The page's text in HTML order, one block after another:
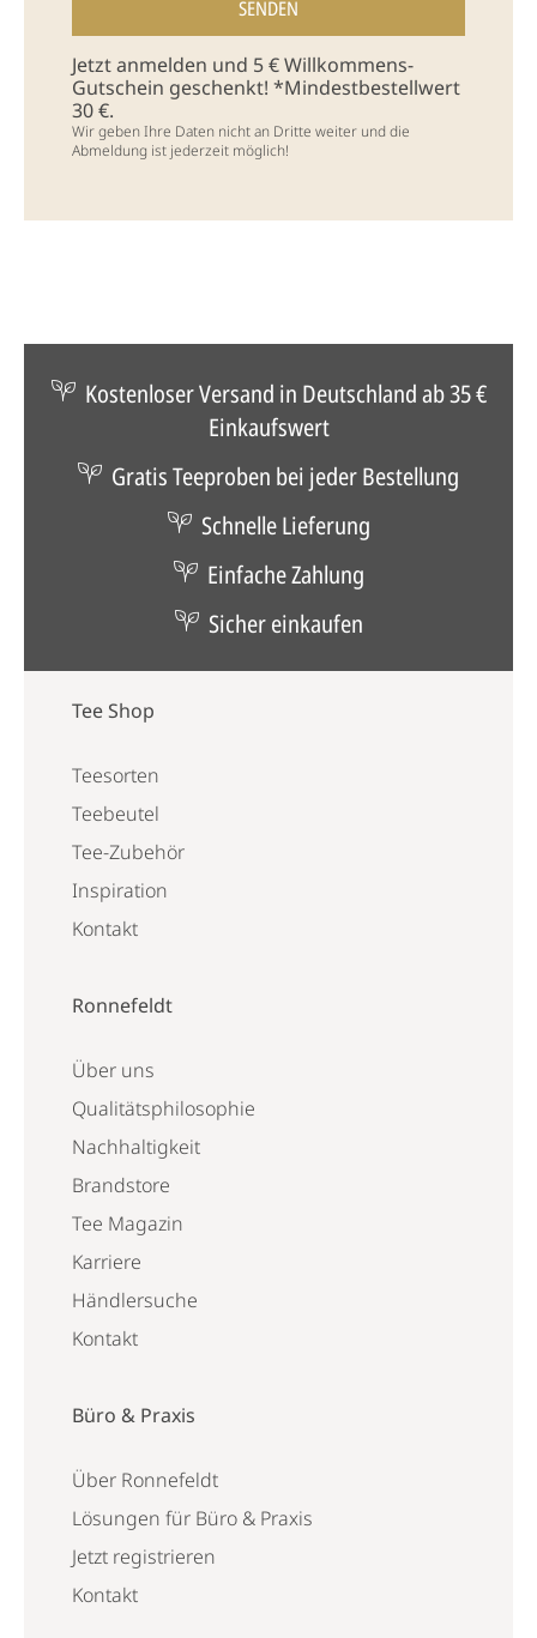
Jetzt anmelden und 5 € Willkommens-
Gutschein geschenkt! *Mindestbestellwert
30 €.
Wir geben Ihre Daten nicht an Dritte weiter und die
Abmeldung ist jederzeit möglich!
Kostenloser Versand in Deutschland ab 35 €
Einkaufswert
Gratis Teeproben bei jeder Bestellung
Schnelle Lieferung
Einfache Zahlung
Sicher einkaufen
Tee Shop
Teesorten
Teebeutel
Tee-Zubehör
Inspiration
Kontakt
Ronnefeldt
Über uns
Qualitätsphilosophie
Nachhaltigkeit
Brandstore
Tee Magazin
Karriere
Händlersuche
Kontakt
Büro & Praxis
Über Ronnefeldt
Lösungen für Büro & Praxis
Jetzt registrieren
Kontakt